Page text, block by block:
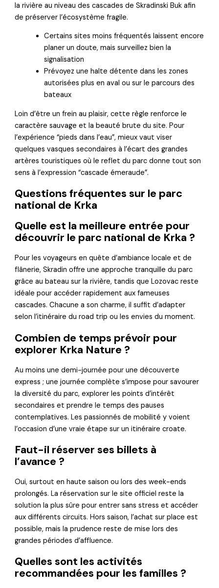
la rivière au niveau des cascades de Skradinski Buk afin
de préserver l’écosystème fragile.
Certains sites moins fréquentés laissent encore
planer un doute, mais surveillez bien la
signalisation
Prévoyez une halte détente dans les zones
autorisées plus en aval ou sur le parcours des
bateaux
Loin d’être un frein au plaisir, cette règle renforce le
caractère sauvage et la beauté brute du site. Pour
l’expérience “pieds dans l’eau”, mieux vaut viser
quelques vasques secondaires à l’écart des grandes
artères touristiques où le reflet du parc donne tout son
sens à l’expression “cascade émeraude”.
Questions fréquentes sur le parc
national de Krka
Quelle est la meilleure entrée pour
découvrir le parc national de Krka ?
Pour les voyageurs en quête d’ambiance locale et de
flânerie, Skradin offre une approche tranquille du parc
grâce au bateau sur la rivière, tandis que Lozovac reste
idéale pour accéder rapidement aux fameuses
cascades. Chacune a son charme, il suffit d’adapter
selon l’itinéraire du road trip ou les envies du moment.
Combien de temps prévoir pour
explorer Krka Nature ?
Au moins une demi-journée pour une découverte
express ; une journée complète s’impose pour savourer
la diversité du parc, explorer les points d’intérêt
secondaires et prendre le temps des pauses
contemplatives. Les passionnés de mobilité y voient
l’occasion d’une vraie étape sur un itinéraire croate.
Faut-il réserver ses billets à
l’avance ?
Oui, surtout en haute saison ou lors des week-ends
prolongés. La réservation sur le site officiel reste la
solution la plus sûre pour entrer sans stress et accéder
aux différents circuits. Hors saison, l’achat sur place est
possible, mais la prudence reste de mise lors des
grandes périodes d’affluence.
Quelles sont les activités
recommandées pour les familles ?